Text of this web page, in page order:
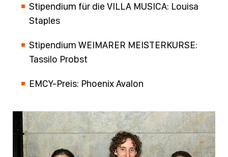
Stipendium für die VILLA MUSICA: Louisa
Staples
Stipendium WEIMARER MEISTERKURSE:
Tassilo Probst
EMCY-Preis: Phoenix Avalon